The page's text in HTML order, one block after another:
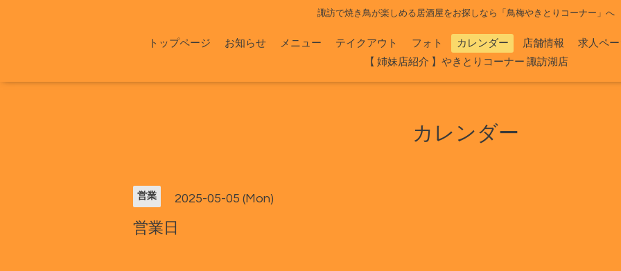
諏訪で焼き鳥が楽しめる居酒屋をお探しなら「鳥梅やきとりコーナー」へ
トップページ お知らせ メニュー テイクアウト フォト カレンダー 店舗情報 求人ペー
【 姉妹店紹介 】やきとりコーナー 諏訪湖店
カレンダー
営業 2025-05-05 (Mon)
営業日